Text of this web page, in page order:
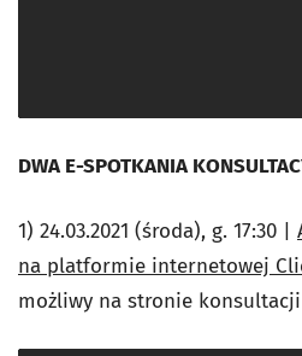
DWA E-SPOTKANIA
1) 24.03.2021 (środa), g. 17:30 |
na platformie internetowej
możliwy na stronie konsultacji